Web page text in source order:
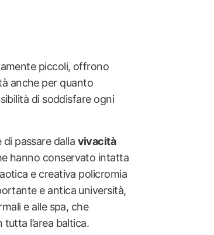
piccoli, offrono
anche per quanto
di soddisfare ogni
passare dalla vivacità
hanno conservato intatta
e creativa policromia
e antica università,
e alle spa, che
l’area baltica.